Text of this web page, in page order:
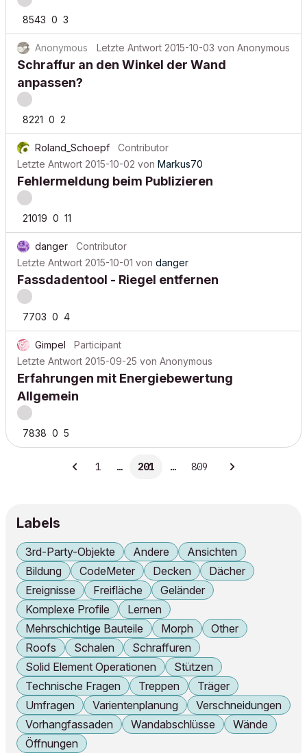
8543 0 3
Anonymous Letzte Antwort 2015-10-03 von Anonymous
Schraffur an den Winkel der Wand
anpassen?
8221 0 2
Roland_Schoepf
Contributor
Letzte Antwort 2015-10-02 von Markus70
Fehlermeldung beim Publizieren
21019 0 11
danger
Contributor
Letzte Antwort 2015-10-01 von danger
Fassdadentool - Riegel entfernen
7703 0 4
Gimpel
Participant
Letzte Antwort 2015-09-25 von Anonymous
Erfahrungen mit Energiebewertung
Allgemein
7838 0 5
1 … 201 … 809
Labels
3rd-Party-Objekte Andere
Ansichten
Bildung
CodeMeter Decken
Dächer
Ereignisse
Freifläche
Geländer
Komplexe Profile
Lernen
Mehrschichtige Bauteile
Morph
Other
Roofs
Schalen
Schraffuren
Solid Element Operationen
Stützen
Technische Fragen
Treppen
Träger
Umfragen
Varientenplanung
Verschneidungen
Vorhangfassaden
Wandabschlüsse
Wände
Öffnungen